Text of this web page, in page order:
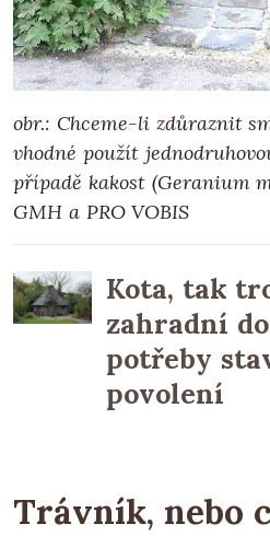
obr.: Chceme-li zdůraznit
vhodné použít
případě kakost (Geranium
GMH a PRO VOBIS
Kota, tak
zahradní
potřeby
povolení
Trávník, nebo